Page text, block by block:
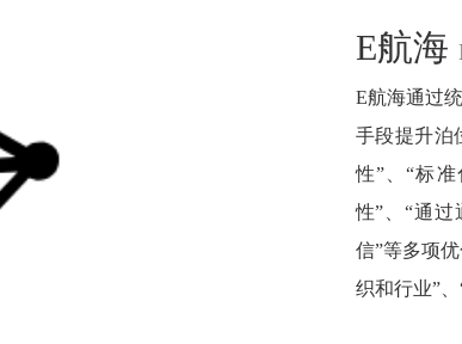
E航海
E航海通过
手段提升泊
性”、“标
性”、“通过
信”等多项
织和行业”、